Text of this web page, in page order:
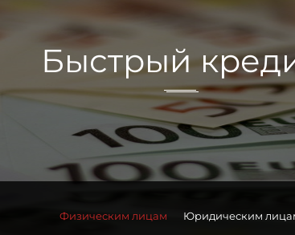
Быстрый
Физическим лицам Юридическим